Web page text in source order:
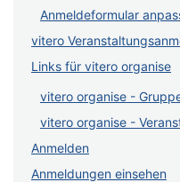
Anmeldeformular
vitero
Links für vitero organise
vitero organise -
vitero organise -
Anmelden
Anmeldungen einsehen